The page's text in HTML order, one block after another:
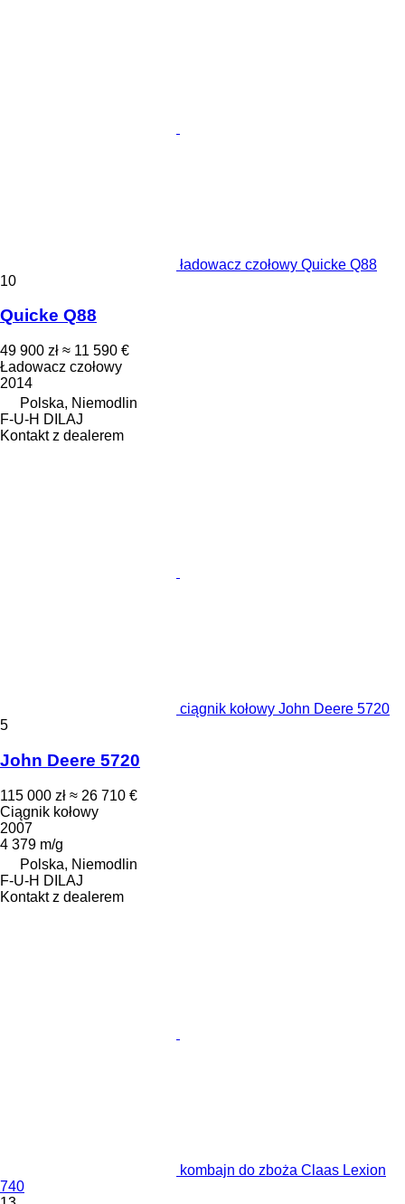
ładowacz czołowy Quicke Q88
10
Quicke Q88
49 900 zł ≈ 11 590 €
Ładowacz czołowy
2014
Polska, Niemodlin
F-U-H DILAJ
Kontakt z dealerem
ciągnik kołowy John Deere 5720
5
John Deere 5720
115 000 zł ≈ 26 710 €
Ciągnik kołowy
2007
4 379 m/g
Polska, Niemodlin
F-U-H DILAJ
Kontakt z dealerem
kombajn do zboża Claas Lexion
740